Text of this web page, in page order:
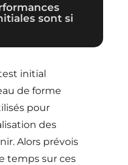
sont si
initial
de forme
pour
des
Alors prévois
temps sur ces